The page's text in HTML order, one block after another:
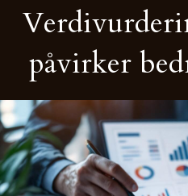
påvirker